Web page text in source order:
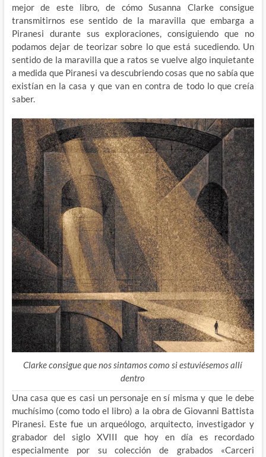
mejor de este libro, de cómo Susanna Clarke consigue
transmitirnos ese sentido de la maravilla que embarga a
Piranesi durante sus exploraciones, consiguiendo que no
podamos dejar de teorizar sobre lo que está sucediendo. Un
sentido de la maravilla que a ratos se vuelve algo inquietante
a medida que Piranesi va descubriendo cosas que no sabía que
existían en la casa y que van en contra de todo lo que creía
saber.
Clarke consigue que nos sintamos como si estuviésemos allí
dentro
Una casa que es casi un personaje en sí misma y que le debe
muchísimo (como todo el libro) a la obra de Giovanni Battista
Piranesi. Este fue un arqueólogo, arquitecto, investigador y
grabador del siglo XVIII que hoy en día es recordado
especialmente por su colección de grabados «Carceri